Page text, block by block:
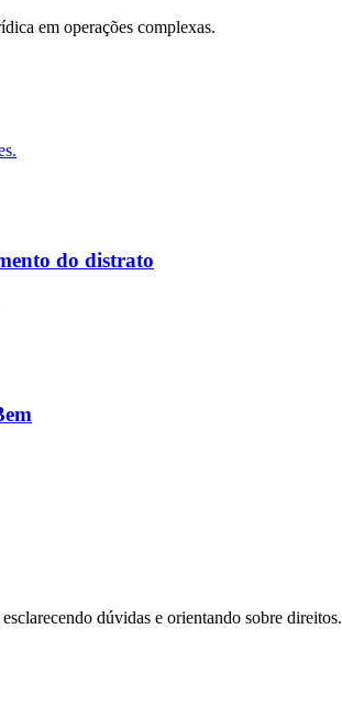
em operações complexas.
do distrato
dúvidas e orientando sobre direitos.